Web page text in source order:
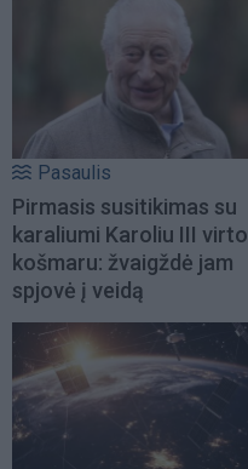
Pasaulis
Pirmasis susitikimas su
karaliumi Karoliu III virto
košmaru: žvaigždė jam
spjovė į veidą